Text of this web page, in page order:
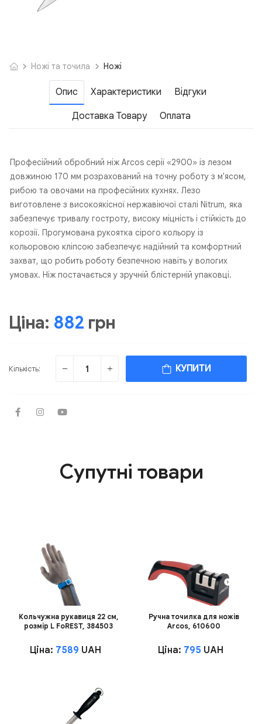
Ножі та точила Ножі
Опис Характеристики Відгуки
Доставка Товару Оплата
Професійний обробний ніж Arcos серії «2900» із лезом
довжиною 170 мм розрахований на точну роботу з м'ясом,
рибою та овочами на професійних кухнях. Лезо
виготовлене з високоякісної нержавіючої сталі Nitrum, яка
забезпечує тривалу гостроту, високу міцність і стійкість до
корозії. Прогумована рукоятка сірого кольору із
кольоровою кліпсою забезпечує надійний та комфортний
захват, що робить роботу безпечною навіть у вологих
умовах. Ніж постачається у зручній блістерній упаковці.
Ціна: 882 грн
Кількість: КУПИТИ
Супутні товари
Кольчужна рукавиця 22 см,
розмір L FoREST, 384503
Ціна: 7589 UAH
Ручна точилка для ножів
Arcos, 610600
Ціна: 795 UAH